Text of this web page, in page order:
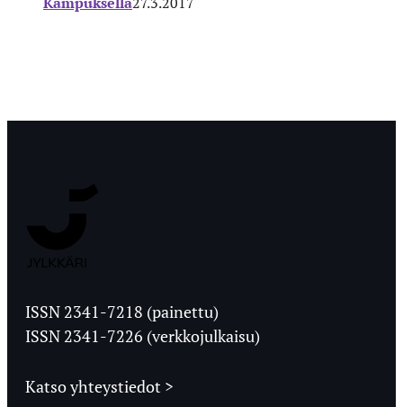
Ylioppilaslehti
ISSN 2341-7218 (painettu)
ISSN 2341-7226 (verkkojulkaisu)
Katso yhteystiedot >